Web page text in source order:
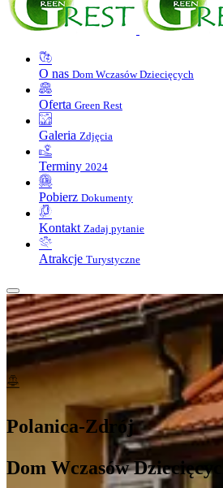
O nas Dom Wczasów Dziecięcych
Oferta Green Rest
Galeria Zdjęcia
Terminy 2024
Pobierz Dokumenty
Kontakt Zadaj pytanie
Atrakcje Turystyczne
Polanica-Zdrój
Dom Wczasów Dziecięcych